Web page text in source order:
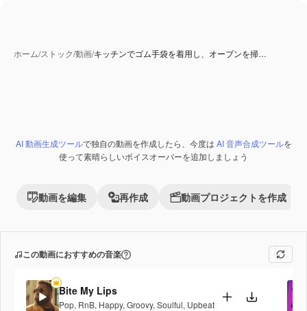
ホーム/ストック/動画/キッチンでゴム手袋を着用し、オーブンを掃…
Premium
AI 動画生成ツールで独自の動画を作成したら、今度は AI 音声合成ツールを
使って素晴らしいボイスオーバーを追加しましょう
動画を編集 再作成 動画プロジェクトを作成
この動画におすすめの音楽
Bite My Lips
Pop, RnB, Happy, Groovy, Soulful, Upbeat